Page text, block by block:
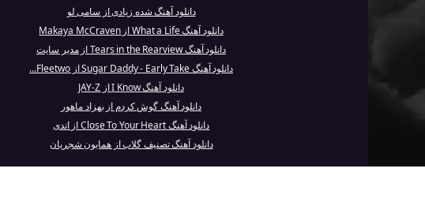
دانلود آهنگ شده زیادی از سامی لو
دانلود آهنگ What a Life از Makaya McCraven
دانلود آهنگ Tears in the Rearview از مدیر سایت
دانلود آهنگ Sugar Daddy - Early Take از Fleetwo...
دانلود آهنگ I Know از JAY-Z
دانلود آهنگ گوش کردم از بهزاد ماهور
دانلود آهنگ Close To Your Heart از اندی
دانلود آهنگ تصنیف گلاب از همایون شجریان